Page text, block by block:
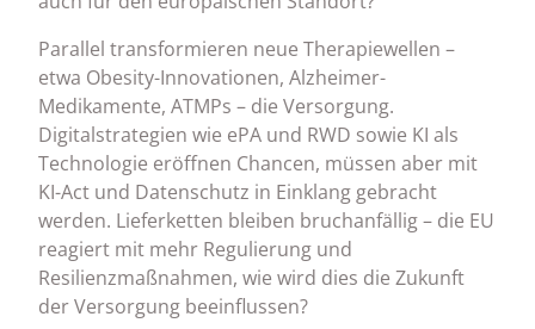
Parallel transformieren neue Therapiewellen –
etwa Obesity-Innovationen, Alzheimer-
Medikamente, ATMPs – die Versorgung.
Digitalstrategien wie ePA und RWD sowie KI als
Technologie eröffnen Chancen, müssen aber mit
KI-Act und Datenschutz in Einklang gebracht
werden. Lieferketten bleiben bruchanfällig – die EU
reagiert mit mehr Regulierung und
Resilienzmaßnahmen, wie wird dies die Zukunft
der Versorgung beeinflussen?